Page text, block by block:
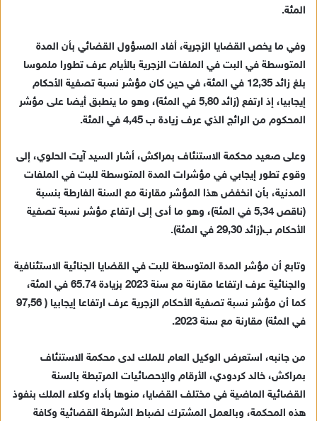
المئة.
وفي ما يخص القضايا الزجرية، أفاد المسؤول القضائي بأن المدة
المتوسطة في البت في الملفات الزجرية بالأيام عرف تطورا ملموسا
بلغ زائد 12,35 في المئة، في حين كان مؤشر نسبة تصفية الأحكام
إيجابيا، إذ ارتفع (زائد 5,80 في المئة)، وهو ما ينطبق أيضا على مؤشر
المحكوم من الرائج الذي عرف زيادة ب 4,45 في المئة.
وعلى صعيد محكمة الاستنئاف بمراكش، أشار السيد آيت الحلوي، إلى
وقوع تطور إيجابي في مؤشرات المدة المتوسطة للبت في الملفات
المدنية، بأن انخفض هذا المؤشر مقارنة مع السنة الفارطة بنسبة
(ناقص 5,34 في المئة)، وهو ما أدى إلى ارتفاع مؤشر نسبة تصفية
الأحكام ب(زائد 29,30 في المئة).
وتابع أن مؤشر المدة المتوسطة للبت في القضايا الجنائية الاستئنافية
والجنائية عرف ارتفاعا مقارنة مع سنة 2023 بزيادة 65.74 في المئة،
كما أن مؤشر نسبة تصفية الأحكام الزجرية عرف ارتفاعا إيجابيا ( 97,56
في المئة) مقارنة مع سنة 2023.
من جانبه، استعرض الوكيل العام للملك لدى محكمة الاستنئاف
بمراكش، خالد كردودي، الأرقام والإحصائيات المرتبطة بالسنة
القضائية الماضية في مختلف القضايا، منوها بأداء وكلاء الملك بنفوذ
هذه المحكمة، وبالعمل المشترك لضباط الشرطة القضائية وكافة